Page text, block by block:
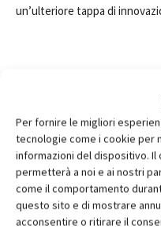
Per fornire le migliori
tecnologie come i cookie per
informazioni del dispositivo.
permetterà a noi e ai nostri
come il comportamento
questo sito e di mostrare
acconsentire o ritirare il
un’ulteriore tappa di
illuminazione
lampade
Philips Hue
Philips Lighting